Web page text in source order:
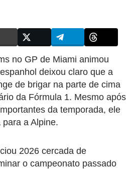
no GP de Miami animou
deixou claro que a
de brigar na parte de cima
da Fórmula 1. Mesmo após
da temporada, ele
a Alpine.
2026 cercada de
o campeonato passado